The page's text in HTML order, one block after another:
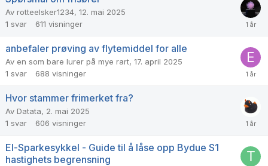
Av rotteelsker1234, 12. mai 2025
1 svar 611 visninger
anbefaler prøving av flytemiddel for alle
Av en som bare lurer på mye rart, 17. april 2025
1 svar 688 visninger
Hvor stammer frimerket fra?
Av Datata, 2. mai 2025
1 svar 606 visninger
El-Sparkesykkel - Guide til å låse opp Bydue S1
hastighets begrensning